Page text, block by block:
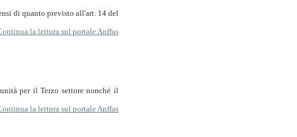
di quanto previsto all'art. 14 del
la lettura sul portale Anffas
per il Terzo settore nonché il
la lettura sul portale Anffas